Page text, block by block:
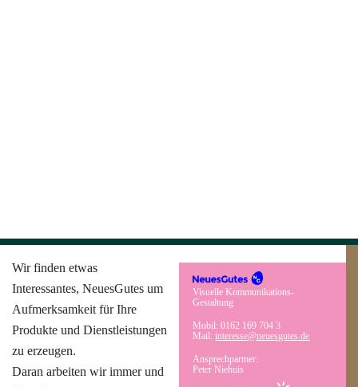
Wir finden etwas
Interessantes, NeuesGutes um
Aufmerksamkeit für Ihre
Produkte und Dienstleistungen
zu erzeugen.
Daran arbeiten wir immer und
Visuelle Kommunikations-
Gestaltung
Mobil: 0162 169 704 3
Mail:interesse@neuesgutes.de
Ansprechpartner:
Peter Niehuis